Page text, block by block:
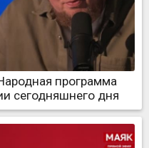
программа
сегодняшнего дня